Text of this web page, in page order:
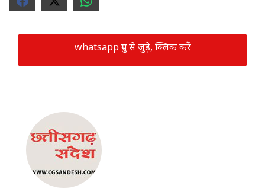
whatsapp ग्रुप से जुड़े, क्लिक करें